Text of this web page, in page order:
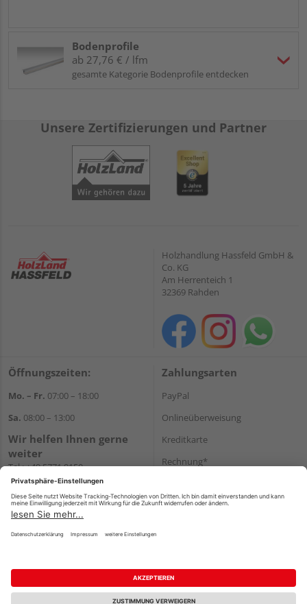
Bodenprofile
ab 27,76 € / lfm
gesamte Kategorie Bodenprofile entdecken
Unsere Zertifizierungen und Partner
Holzhandlung Hassfeld GmbH &
Co. KG
Am Herrenteich 1
32369 Rahden
Öffnungszeiten:
Mo. – Fr. 07:00 – 18:00
Sa. 08:00 – 13:00
Wir helfen Ihnen gerne
weiter
Tel.:+49 5771 9150
E-Mail:info@holz-hassfeld.de
WhatsApp
Zahlungsarten
PayPal
Onlineüberweisung
Kreditkarte
Rechnung*
Versand
Impressum AGB Widerruf
Datenschutz
Reservierungsbedingungen
Vertrag widerrufen